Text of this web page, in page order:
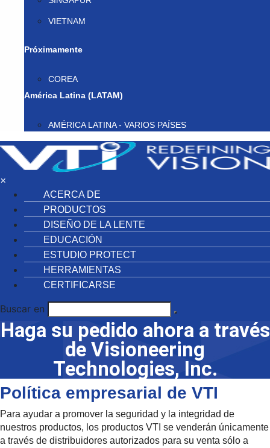
VIETNAM
Próximamente
COREA
América Latina (LATAM)
AMÉRICA LATINA - VARIOS PAÍSES
×
ACERCA DE
PRODUCTOS
DISEÑO DE LA LENTE
EDUCACIÓN
ESTUDIO PROTECT
HERRAMIENTAS
CERTIFICARSE
Buscar en
Haga su pedido ahora a través
de Visioneering
Technologies, Inc.
Política empresarial de VTI
Para ayudar a promover la seguridad y la integridad de
nuestros productos, los productos VTI se venderán únicamente
a través de distribuidores autorizados para su venta sólo a